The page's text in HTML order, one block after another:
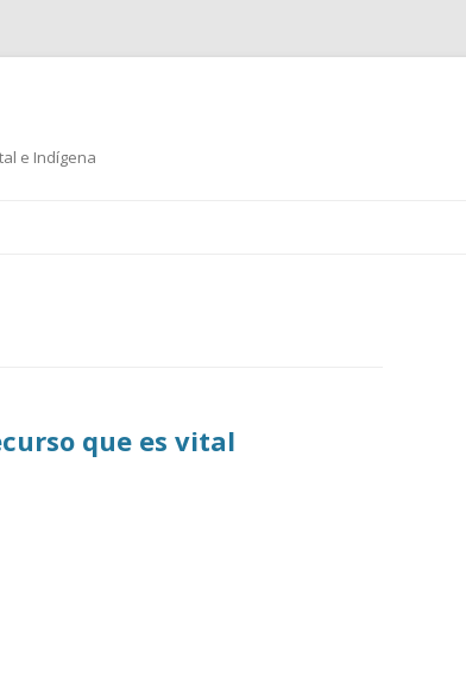
e Indígena
que es vital